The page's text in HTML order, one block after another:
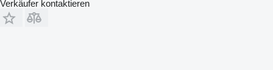
Verkäufer kontaktieren